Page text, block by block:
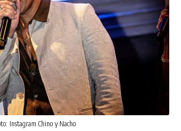
Instagram Chino y Nacho